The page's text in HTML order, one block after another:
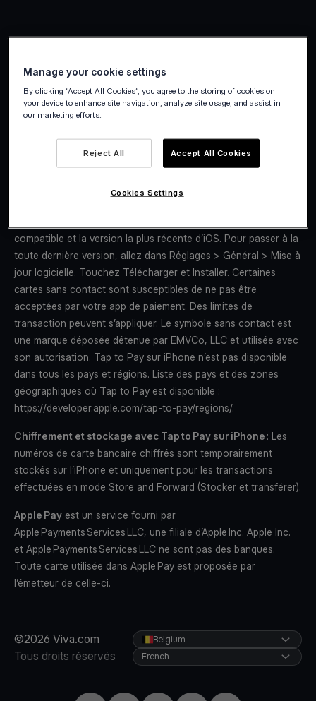
compatible et la version la plus récente d’iOS. Pour passer à la
toute dernière version, allez dans Réglages > Général > Mise à
jour logicielle. Touchez Télécharger et Installer. Certaines
cartes sans contact sont susceptibles de ne pas être
acceptées par votre app de paiement. Des limites de
transaction peuvent s’appliquer. Le symbole sans contact est
une marque déposée détenue par EMVCo, LLC et utilisée avec
son autorisation. Tap to Pay sur iPhone n’est pas disponible
dans tous les pays et régions. Liste des pays et des zones
géographiques où Tap to Pay est disponible :
https://developer.apple.com/tap-to-pay/regions/.
Chiffrement et stockage avec Tap to Pay sur iPhone : Les
numéros de carte bancaire chiffrés sont temporairement
stockés sur l’iPhone et uniquement pour les transactions
effectuées en mode Store and Forward (Stocker et transférer).
Apple Pay est un service fourni par
Apple Payments Services LLC, une filiale d’Apple Inc. Apple Inc.
et Apple Payments Services LLC ne sont pas des banques.
Toute carte utilisée dans Apple Pay est proposée par
l’émetteur de celle-ci.
©2026 Viva.com
Tous droits réservés
Belgium
French
Manage your cookie settings
By clicking “Accept All Cookies”, you agree to the storing of cookies on
your device to enhance site navigation, analyze site usage, and assist in
our marketing efforts.
Reject All Accept All Cookies
Cookies Settings